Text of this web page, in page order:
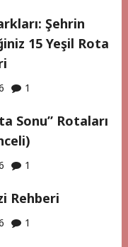
Şehrin
15 Yeşil Rota
1
Sonu” Rotaları
1
Rehberi
1